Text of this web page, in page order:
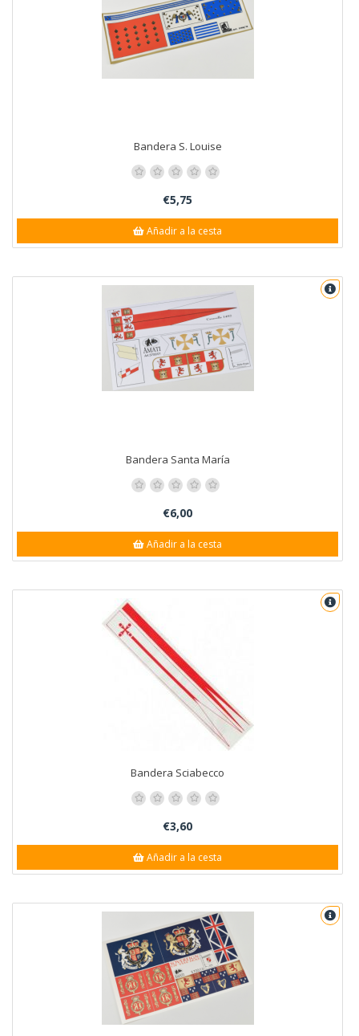
Bandera S. Louise
€5,75
Añadir a la cesta
Bandera Santa María
€6,00
Añadir a la cesta
Bandera Sciabecco
€3,60
Añadir a la cesta